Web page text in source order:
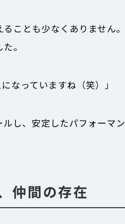
ことも少なくありません。
。
なっていますね（笑）」
し、安定したパフォーマン
仲間の存在